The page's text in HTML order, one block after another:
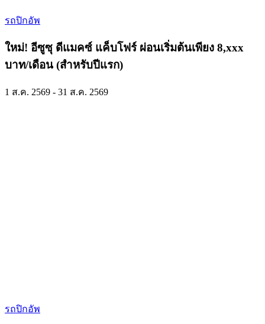
รถปิกอัพ
ใหม่! อีซูซุ ดีแมคซ์ แค็บโฟร์ ผ่อนเริ่มต้นเพียง 8,xxx
บาท/เดือน (สำหรับปีแรก)
1 ส.ค. 2569 - 31 ส.ค. 2569
รถปิกอัพ